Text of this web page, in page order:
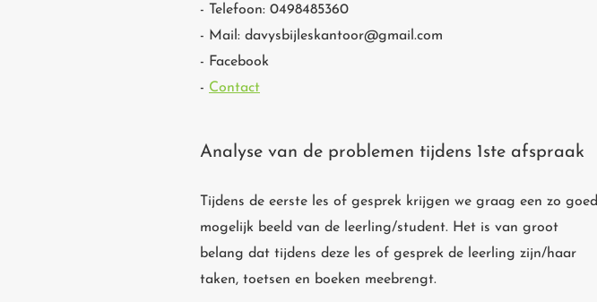
- Telefoon: 0498485360
- Mail: davysbijleskantoor@gmail.com
- Facebook
- Contact
Analyse van de problemen tijdens 1ste afspraak
Tijdens de eerste les of gesprek krijgen we graag een zo goed
mogelijk beeld van de leerling/student. Het is van groot
belang dat tijdens deze les of gesprek de leerling zijn/haar
taken, toetsen en boeken meebrengt.